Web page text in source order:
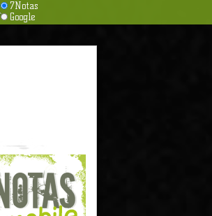
7Notas
Google